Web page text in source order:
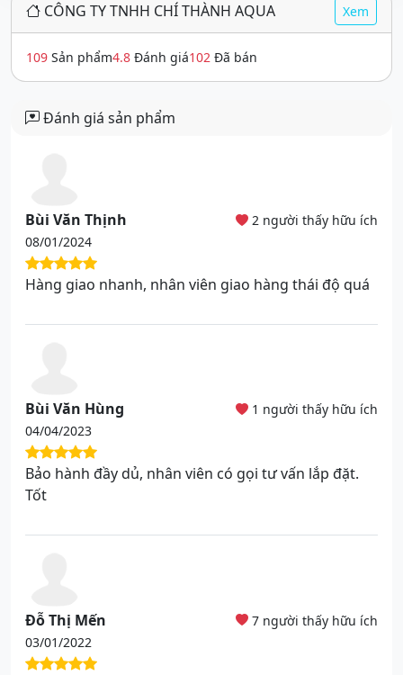
CÔNG TY TNHH CHÍ THÀNH AQUA Xem
109 Sản phẩm4.8 Đánh giá102 Đã bán
Đánh giá sản phẩm
Bùi Văn Thịnh
08/01/2024
2 người thấy hữu ích
Hàng giao nhanh, nhân viên giao hàng thái độ quá
Bùi Văn Hùng
04/04/2023
1 người thấy hữu ích
Bảo hành đầy dủ, nhân viên có gọi tư vấn lắp đặt.
Tốt
Đỗ Thị Mến
03/01/2022
7 người thấy hữu ích